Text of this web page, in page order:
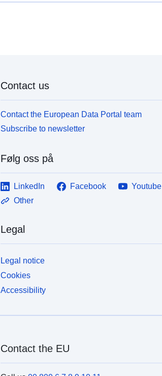
Contact us
Contact the European Data Portal team
Subscribe to newsletter
Følg oss på
LinkedIn Facebook
Youtube
Other
Legal
Legal notice
Cookies
Accessibility
Contact the EU